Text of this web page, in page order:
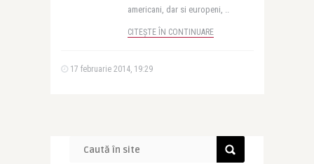
americani, dar si europeni, ..
CITEȘTE ÎN CONTINUARE
17 februarie 2014, 19:29